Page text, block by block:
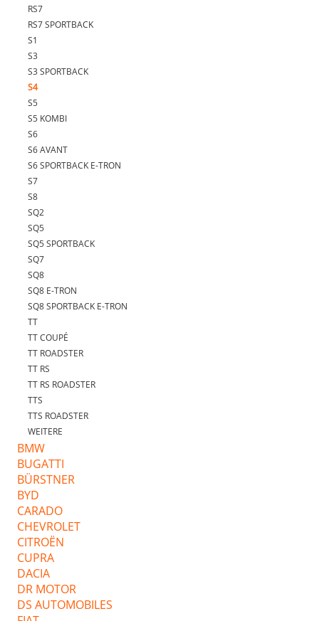
RS7
RS7 SPORTBACK
S1
S3
S3 SPORTBACK
S4
S5
S5 KOMBI
S6
S6 AVANT
S6 SPORTBACK E-TRON
S7
S8
SQ2
SQ5
SQ5 SPORTBACK
SQ7
SQ8
SQ8 E-TRON
SQ8 SPORTBACK E-TRON
TT
TT COUPÉ
TT ROADSTER
TT RS
TT RS ROADSTER
TTS
TTS ROADSTER
WEITERE
BMW
BUGATTI
BÜRSTNER
BYD
CARADO
CHEVROLET
CITROËN
CUPRA
DACIA
DR MOTOR
DS AUTOMOBILES